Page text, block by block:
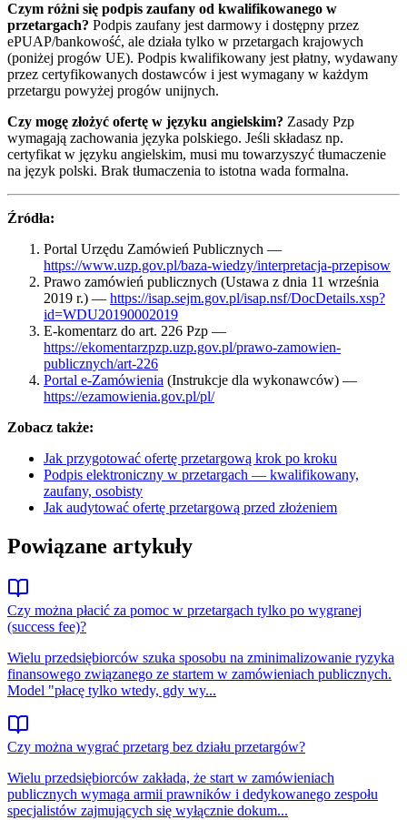
Czym różni się podpis zaufany od kwalifikowanego w
przetargach? Podpis zaufany jest darmowy i dostępny przez
ePUAP/bankowość, ale działa tylko w przetargach krajowych
(poniżej progów UE). Podpis kwalifikowany jest płatny, wydawany
przez certyfikowanych dostawców i jest wymagany w każdym
przetargu powyżej progów unijnych.
Czy mogę złożyć ofertę w języku angielskim? Zasady Pzp
wymagają zachowania języka polskiego. Jeśli składasz np.
certyfikat w języku angielskim, musi mu towarzyszyć tłumaczenie
na język polski. Brak tłumaczenia to istotna wada formalna.
Źródła:
Portal Urzędu Zamówień Publicznych —
https://www.uzp.gov.pl/baza-wiedzy/interpretacja-przepisow
Prawo zamówień publicznych (Ustawa z dnia 11 września
2019 r.) — https://isap.sejm.gov.pl/isap.nsf/DocDetails.xsp?
id=WDU20190002019
E-komentarz do art. 226 Pzp —
https://ekomentarzpzp.uzp.gov.pl/prawo-zamowien-
publicznych/art-226
Portal e-Zamówienia (Instrukcje dla wykonawców) —
https://ezamowienia.gov.pl/pl/
Zobacz także:
Jak przygotować ofertę przetargową krok po kroku
Podpis elektroniczny w przetargach — kwalifikowany,
zaufany, osobisty
Jak audytować ofertę przetargową przed złożeniem
Powiązane artykuły
Czy można płacić za pomoc w przetargach tylko po wygranej
(success fee)?
Wielu przedsiębiorców szuka sposobu na zminimalizowanie ryzyka
finansowego związanego ze startem w zamówieniach publicznych.
Model "płacę tylko wtedy, gdy wy...
Czy można wygrać przetarg bez działu przetargów?
Wielu przedsiębiorców zakłada, że start w zamówieniach
publicznych wymaga armii prawników i dedykowanego zespołu
specjalistów zajmujących się wyłącznie dokum...